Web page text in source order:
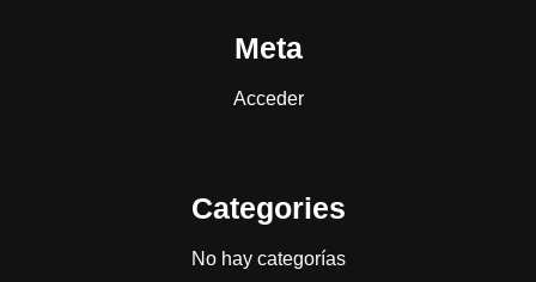
Meta
Acceder
Categories
No hay categorías